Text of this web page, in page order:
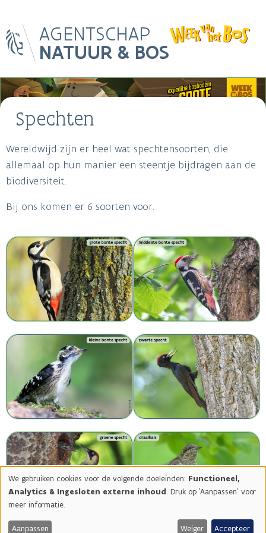
to
main
content
AGENTSCHAP
NATUUR & BOS
Main
navigation
Image
Spechten
Breadcrumb
Wereldwijd zijn er heel wat spechtensoorten, die
allemaal op hun manier een steentje bijdragen aan de
biodiversiteit.
Bij ons komen er 6 soorten voor.
Image Image
Image Image
Image Image
Gebruik
van
persoonsgegevens
en
We gebruiken cookies voor de volgende doeleinden: Functioneel,
Analytics & Ingesloten externe inhoud. Druk op 'Aanpassen' voor
meer informatie.
Aanpassen Weiger Accepteer